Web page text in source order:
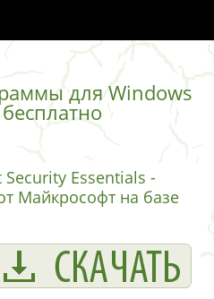
для Windows
Essentials -
Майкрософт на базе